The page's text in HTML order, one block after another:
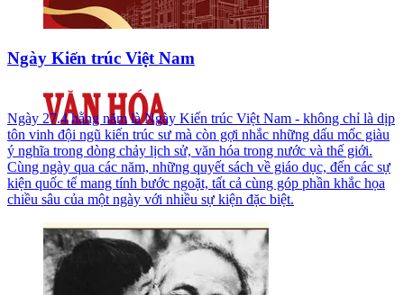
Ngày Kiến trúc Việt Nam
Ngày 27.4 hằng năm là Ngày Kiến trúc Việt Nam - không chỉ là dịp
tôn vinh đội ngũ kiến trúc sư mà còn gợi nhắc những dấu mốc giàu
ý nghĩa trong dòng chảy lịch sử, văn hóa trong nước và thế giới.
Cùng ngày qua các năm, những quyết sách về giáo dục, đến các sự
kiện quốc tế mang tính bước ngoặt, tất cả cùng góp phần khắc họa
chiều sâu của một ngày với nhiều sự kiện đặc biệt.